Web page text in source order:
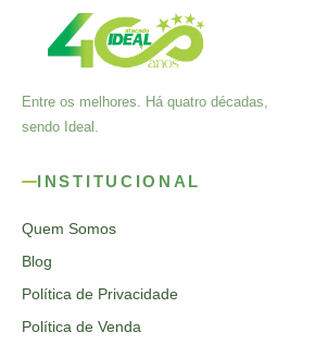
Entre os melhores. Há quatro décadas,
sendo Ideal.
INSTITUCIONAL
Quem Somos
Blog
Política de Privacidade
Política de Venda